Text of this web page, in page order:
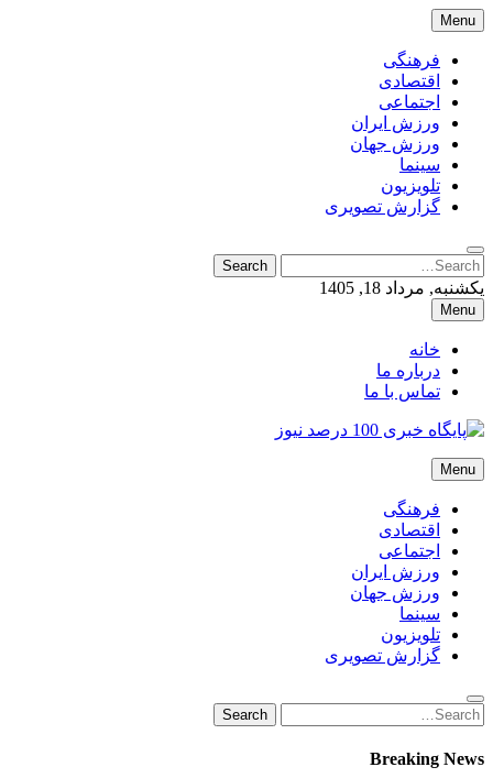
Skip
to
content
Menu
فرهنگی
اقتصادی
اجتماعی
ورزش ایران
ورزش جهان
سینما
تلویزیون
گزارش تصویری
Search
for:
Search
یکشنبه, مرداد 18, 1405
Menu
خانه
درباره ما
تماس با ما
پایگاه خبری 100 درصد نیوز
پایگاه خبری 100 درصد نیوز
Menu
فرهنگی
اقتصادی
اجتماعی
ورزش ایران
ورزش جهان
سینما
تلویزیون
گزارش تصویری
Search
for:
Search
Breaking News